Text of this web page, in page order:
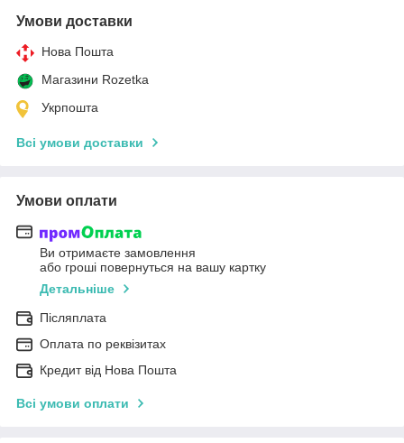
Умови доставки
Нова Пошта
Магазини Rozetka
Укрпошта
Всі умови доставки
Умови оплати
Ви отримаєте замовлення
або гроші повернуться на вашу картку
Детальніше
Післяплата
Оплата по реквізитах
Кредит від Нова Пошта
Всі умови оплати